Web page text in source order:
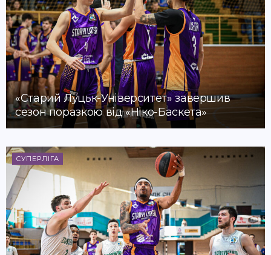
«Старий Луцьк-Університет» завершив
сезон поразкою від «Ніко-Баскета»
СУПЕРЛІГА